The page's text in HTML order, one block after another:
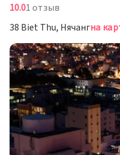
10.01 отзыв
38 Biet Thu, Нячангна